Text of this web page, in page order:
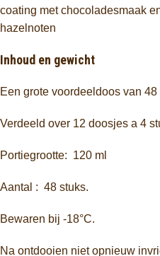
coating met chocoladesmaak
hazelnoten
Inhoud en gewicht
Een grote voordeeldoos van 48
Verdeeld over 12 doosjes a 4
Portiegrootte: 120 ml
Aantal : 48 stuks.
Bewaren bij -18°C.
Na ontdooien niet opnieuw